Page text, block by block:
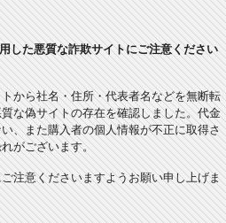
KANAYA アルミビレットレバー
24- 用
KANAYA アルミバーエンド YZF-
KANAYA アルミビレットレバー
24- 用
した悪質な詐欺サイトにご注意ください
から社名・住所・代表者名などを無断転
な偽サイトの存在を確認しました。代金
、また購入者の個人情報が不正に取得さ
がございます。
注意くださいますようお願い申し上げま